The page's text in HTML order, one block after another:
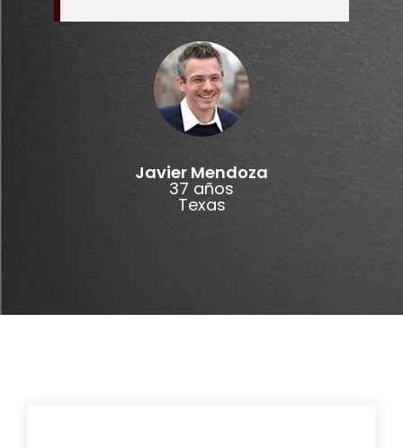
Javier Mendoza
37 años
Texas